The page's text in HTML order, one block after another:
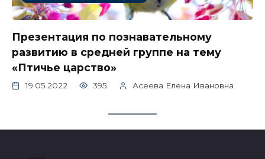
Презентация по познавательному
развитию в средней группе на тему
«Птичье царство»
19.05.2022 395 Асеева Елена Ивановна